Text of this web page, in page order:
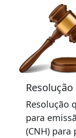
Resolução
Resolução
para
(CNH)